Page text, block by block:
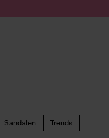
Sandalen Trends